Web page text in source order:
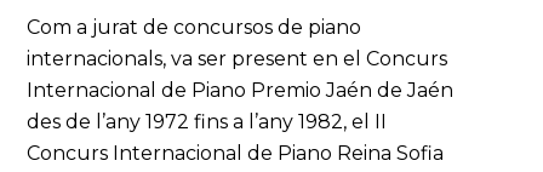
Com a jurat de concursos de piano
internacionals, va ser present en el Concurs
Internacional de Piano Premio Jaén de Jaén
des de l’any 1972 fins a l’any 1982, el II
Concurs Internacional de Piano Reina Sofia